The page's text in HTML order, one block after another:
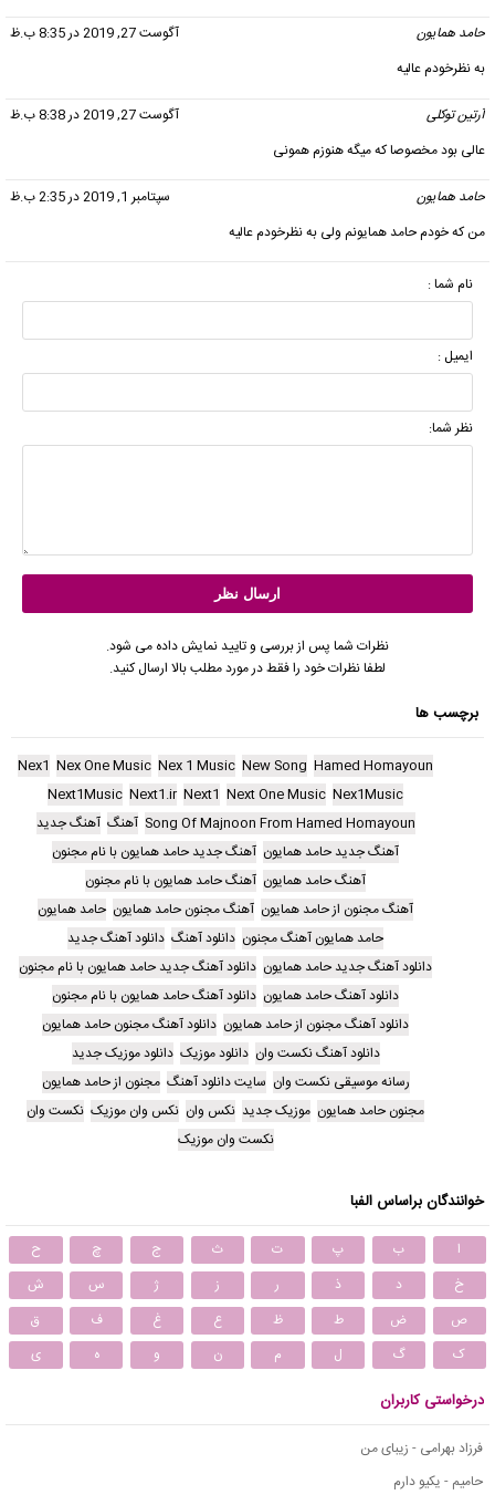
حامد همایون
آگوست 27, 2019 در 8:35 ب.ظ
به نظرخودم عالیه
آرتین توکلی
آگوست 27, 2019 در 8:38 ب.ظ
عالی بود مخصوصا که میگه هنوزم همونی
حامد همایون
سپتامبر 1, 2019 در 2:35 ب.ظ
من که خودم حامد همایونم ولی به نظرخودم عالیه
نام شما :
ایمیل :
نظر شما:
نظرات شما پس از بررسی و تایید نمایش داده می شود.
لطفا نظرات خود را فقط در مورد مطلب بالا ارسال کنید.
برچسب ها
Hamed Homayoun
New Song
Nex 1 Music
Nex One Music
Nex1
Nex1Music
Next One Music
Next1
Next1.ir
Next1Music
Song Of Majnoon From Hamed Homayoun آهنگ آهنگ جدید
آهنگ جدید حامد همایون آهنگ جدید حامد همایون با نام مجنون
آهنگ حامد همایون آهنگ حامد همایون با نام مجنون
آهنگ مجنون از حامد همایون آهنگ مجنون حامد همایون حامد همایون
حامد همایون آهنگ مجنون دانلود آهنگ دانلود آهنگ جدید
دانلود آهنگ جدید حامد همایون دانلود آهنگ جدید حامد همایون با نام مجنون
دانلود آهنگ حامد همایون دانلود آهنگ حامد همایون با نام مجنون
دانلود آهنگ مجنون از حامد همایون دانلود آهنگ مجنون حامد همایون
دانلود آهنگ نکست وان دانلود موزیک دانلود موزیک جدید
رسانه موسیقی نکست وان سایت دانلود آهنگ مجنون از حامد همایون
مجنون حامد همایون موزیک جدید نکس وان نکس وان موزیک نکست وان
نکست وان موزیک
خوانندگان براساس الفبا
ا ب پ ت ث ج چ
ح
خ
د ذ ر ز ژ س
ش
ص
ض ط ظ ع غ ف
ق
ک
گ ل م ن و ه ی
درخواستی کاربران
فرزاد بهرامی - زیبای من
حامیم - یکیو دارم